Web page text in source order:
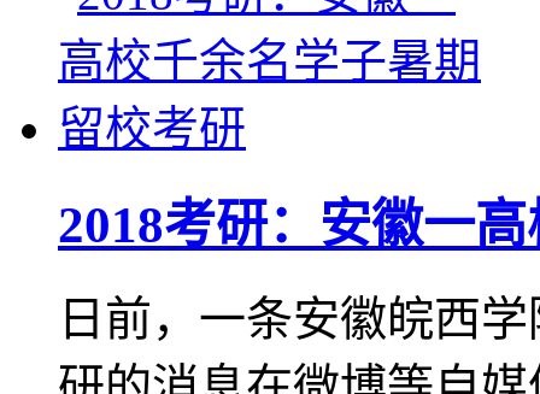
2018考研：安徽一
日前，一条安徽皖西